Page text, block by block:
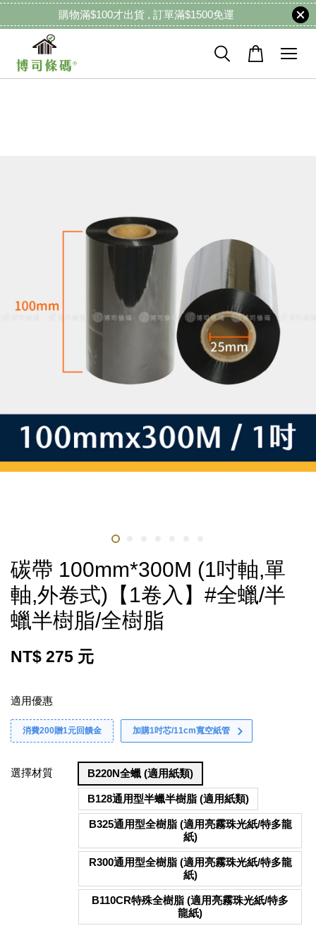
購物滿$100才出貨 , 訂單滿$1500免運
碳帶 100mm*300M (1吋軸,單
軸,外卷式)【1卷入】#全蠟/半
蠟半樹脂/全樹脂
NT$ 275 元
適用優惠
消費200贈1元回饋金 加購1吋芯/11cm寬空紙管
選擇材質 B220N全蠟 (適用紙類)
B128通用型半蠟半樹脂 (適用紙類)
B325通用型全樹脂 (適用亮霧珠光紙/特多龍
紙)
R300通用型全樹脂 (適用亮霧珠光紙/特多龍
紙)
B110CR特殊全樹脂 (適用亮霧珠光紙/特多
龍紙)